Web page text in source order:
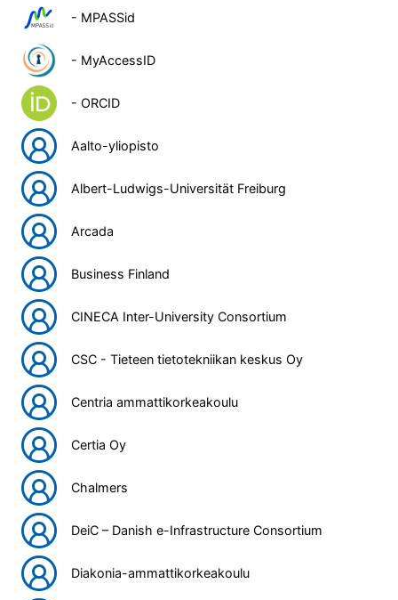
- MPASSid
- MyAccessID
- ORCID
Aalto-yliopisto
Albert-Ludwigs-Universität Freiburg
Arcada
Business Finland
CINECA Inter-University Consortium
CSC - Tieteen tietotekniikan keskus Oy
Centria ammattikorkeakoulu
Certia Oy
Chalmers
DeiC – Danish e-Infrastructure Consortium
Diakonia-ammattikorkeakoulu